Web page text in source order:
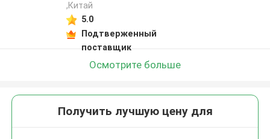
,Китай
5.0
Подтверженный
поставщик
Осмотрите больше
Получить лучшую цену для